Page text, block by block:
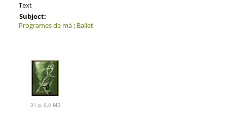
Text
Subject:
Programes de mà; Ballet
31 p, 6.0 MB